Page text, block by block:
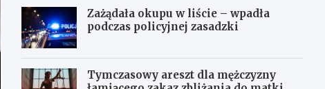
Zażądała okupu w liście – wpadła
podczas policyjnej zasadzki
Tymczasowy areszt dla mężczyzny